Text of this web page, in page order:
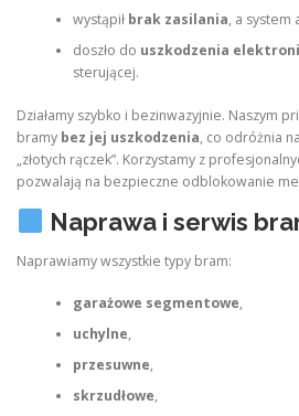
wystąpił brak zasilania, a system
doszło do uszkodzenia
sterującej.
Działamy szybko i bezinwazyjnie. Naszym
bramy bez jej uszkodzenia, co odróżnia
„złotych rączek”. Korzystamy z
pozwalają na bezpieczne odblokowanie
Naprawa i serwis
Naprawiamy wszystkie typy bram:
garażowe segmentowe,
uchylne,
przesuwne,
skrzudłowe,